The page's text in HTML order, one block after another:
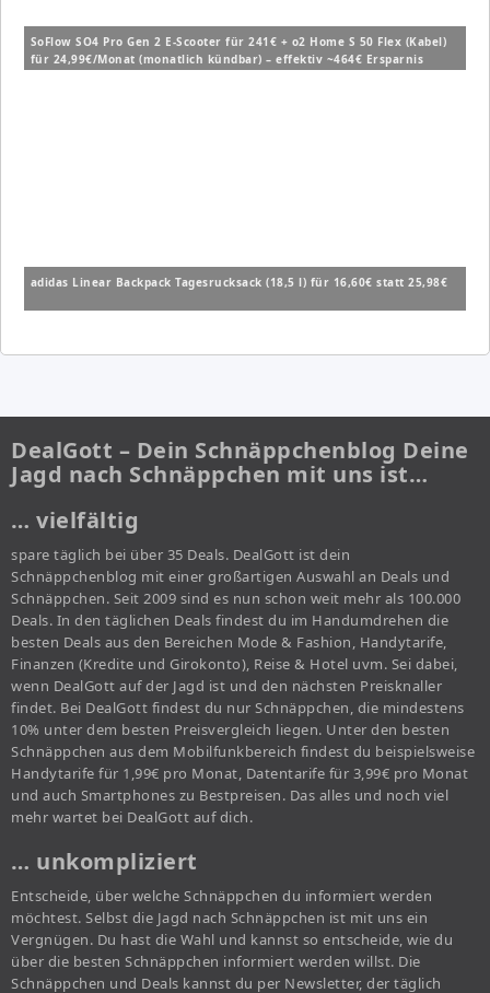
SoFlow SO4 Pro Gen 2 E-Scooter für 241€ + o2 Home S 50 Flex (Kabel)
für 24,99€/Monat (monatlich kündbar) – effektiv ~464€ Ersparnis
adidas Linear Backpack Tagesrucksack (18,5 l) für 16,60€ statt 25,98€
DealGott – Dein Schnäppchenblog Deine
Jagd nach Schnäppchen mit uns ist…
… vielfältig
spare täglich bei über 35 Deals. DealGott ist dein
Schnäppchenblog mit einer großartigen Auswahl an Deals und
Schnäppchen. Seit 2009 sind es nun schon weit mehr als 100.000
Deals. In den täglichen Deals findest du im Handumdrehen die
besten Deals aus den Bereichen Mode & Fashion, Handytarife,
Finanzen (Kredite und Girokonto), Reise & Hotel uvm. Sei dabei,
wenn DealGott auf der Jagd ist und den nächsten Preisknaller
findet. Bei DealGott findest du nur Schnäppchen, die mindestens
10% unter dem besten Preisvergleich liegen. Unter den besten
Schnäppchen aus dem Mobilfunkbereich findest du beispielsweise
Handytarife für 1,99€ pro Monat, Datentarife für 3,99€ pro Monat
und auch Smartphones zu Bestpreisen. Das alles und noch viel
mehr wartet bei DealGott auf dich.
… unkompliziert
Entscheide, über welche Schnäppchen du informiert werden
möchtest. Selbst die Jagd nach Schnäppchen ist mit uns ein
Vergnügen. Du hast die Wahl und kannst so entscheide, wie du
über die besten Schnäppchen informiert werden willst. Die
Schnäppchen und Deals kannst du per Newsletter, der täglich